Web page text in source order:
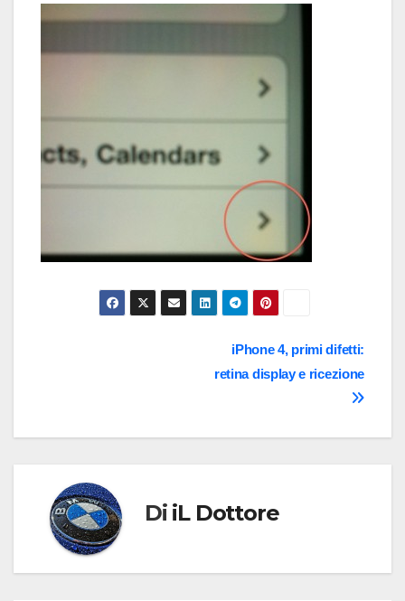
iPhone 4, primi difetti:
retina display e ricezione
Di iL Dottore